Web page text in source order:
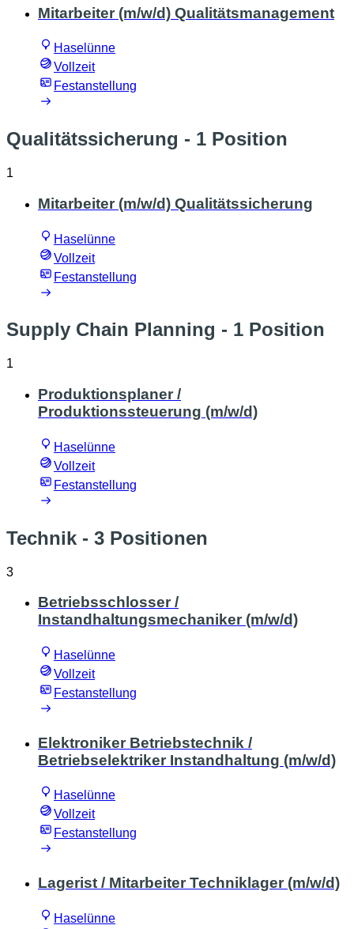
Mitarbeiter (m/w/d) Qualitätsmanagement
Haselünne
Vollzeit
Festanstellung
Qualitätssicherung - 1 Position
1
Mitarbeiter (m/w/d) Qualitätssicherung
Haselünne
Vollzeit
Festanstellung
Supply Chain Planning - 1 Position
1
Produktionsplaner /
Produktionssteuerung (m/w/d)
Haselünne
Vollzeit
Festanstellung
Technik - 3 Positionen
3
Betriebsschlosser /
Instandhaltungsmechaniker (m/w/d)
Haselünne
Vollzeit
Festanstellung
Elektroniker Betriebstechnik /
Betriebselektriker Instandhaltung (m/w/d)
Haselünne
Vollzeit
Festanstellung
Lagerist / Mitarbeiter Techniklager (m/w/d)
Haselünne